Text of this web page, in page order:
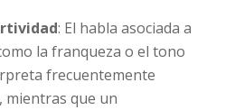
: El habla asociada a
la franqueza o el tono
frecuentemente
que un